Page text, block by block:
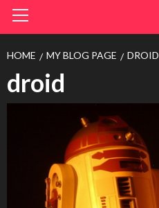
Menu
HOME MY BLOG PAGE DROID
droid